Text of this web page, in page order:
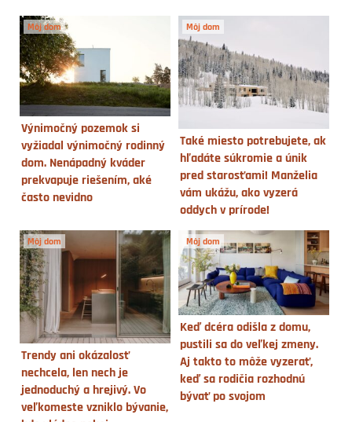
Môj dom
Výnimočný pozemok si
vyžiadal výnimočný rodinný
dom. Nenápadný kváder
prekvapuje riešením, aké
často nevidno
Môj dom
Také miesto potrebujete, ak
hľadáte súkromie a únik
pred starosťami! Manželia
vám ukážu, ako vyzerá
oddych v prírode!
Môj dom
Trendy ani okázalosť
nechcela, len nech je
jednoduchý a hrejivý. Vo
veľkomeste vzniklo bývanie,
Môj dom
Keď dcéra odišla z domu,
pustili sa do veľkej zmeny.
Aj takto to môže vyzerať,
keď sa rodičia rozhodnú
bývať po svojom